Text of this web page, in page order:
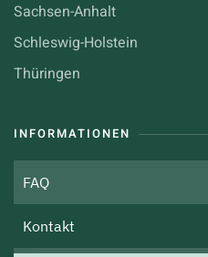
Sachsen-Anhalt
Schleswig-Holstein
Thüringen
INFORMATIONEN
FAQ
Kontakt